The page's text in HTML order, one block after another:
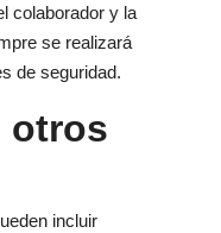
colaborador y la
se realizará
de seguridad.
otros
incluir